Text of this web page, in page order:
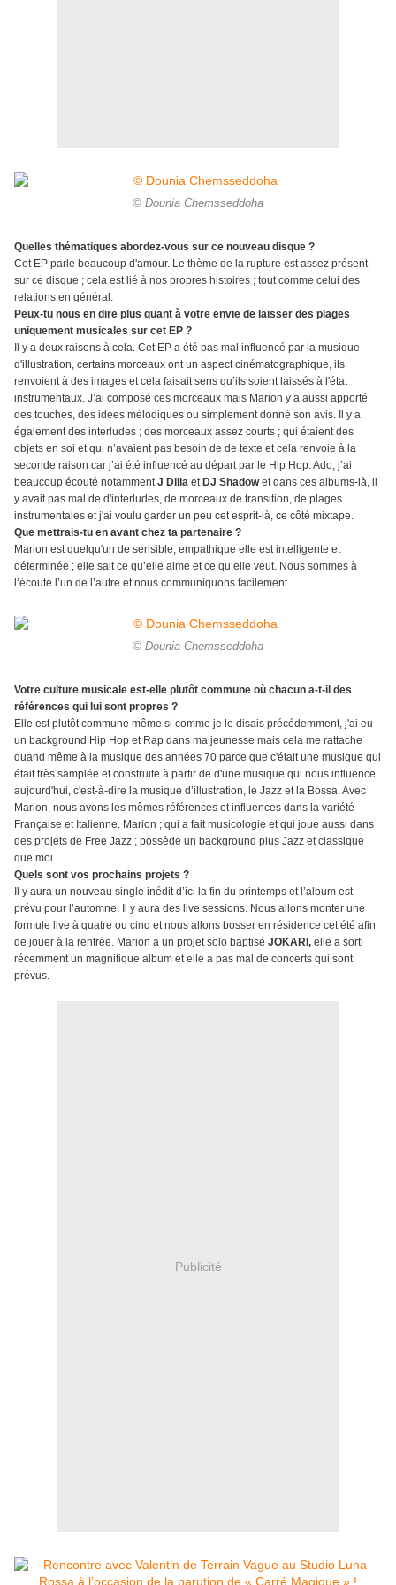
© Dounia Chemsseddoha
Quelles thématiques abordez-vous sur ce nouveau disque ?
Cet EP parle beaucoup d'amour. Le thème de la rupture est assez présent
sur ce disque ; cela est lié à nos propres histoires ; tout comme celui des
relations en général.
Peux-tu nous en dire plus quant à votre envie de laisser des plages
uniquement musicales sur cet EP ?
Il y a deux raisons à cela. Cet EP a été pas mal influencé par la musique
d'illustration, certains morceaux ont un aspect cinématographique, ils
renvoient à des images et cela faisait sens qu’ils soient laissés à l'état
instrumentaux. J’ai composé ces morceaux mais Marion y a aussi apporté
des touches, des idées mélodiques ou simplement donné son avis. Il y a
également des interludes ; des morceaux assez courts ; qui étaient des
objets en soi et qui n’avaient pas besoin de de texte et cela renvoie à la
seconde raison car j’ai été influencé au départ par le Hip Hop. Ado, j’ai
beaucoup écouté notammentJ Dilla et DJ Shadowet dans ces albums-là, il
y avait pas mal de d'interludes, de morceaux de transition, de plages
instrumentales et j'ai voulu garder un peu cet esprit-là, ce côté mixtape.
Que mettrais-tu en avant chez ta partenaire ?
Marion est quelqu'un de sensible, empathique elle est intelligente et
déterminée ; elle sait ce qu’elle aime et ce qu’elle veut. Nous sommes à
l’écoute l’un de l’autre et nous communiquons facilement.
© Dounia Chemsseddoha
Votre culture musicale est-elle plutôt commune où chacun a-t-il des
références qui lui sont propres ?
Elle est plutôt commune même si comme je le disais précédemment, j'ai eu
un background Hip Hop et Rap dans ma jeunesse mais cela me rattache
quand même à la musique des années 70 parce que c'était une musique qui
était très samplée et construite à partir de d'une musique qui nous influence
aujourd'hui, c'est-à-dire la musique d’illustration, le Jazz et la Bossa. Avec
Marion, nous avons les mêmes références et influences dans la variété
Française et Italienne. Marion ; qui a fait musicologie et qui joue aussi dans
des projets de Free Jazz ; possède un background plus Jazz et classique
que moi.
Quels sont vos prochains projets ?
Il y aura un nouveau single inédit d’ici la fin du printemps et l’album est
prévu pour l’automne. Il y aura des live sessions. Nous allons monter une
formule live à quatre ou cinq et nous allons bosser en résidence cet été afin
de jouer à la rentrée. Marion a un projet solo baptisé JOKARI, elle a sorti
récemment un magnifique album et elle a pas mal de concerts qui sont
prévus.
Publicité